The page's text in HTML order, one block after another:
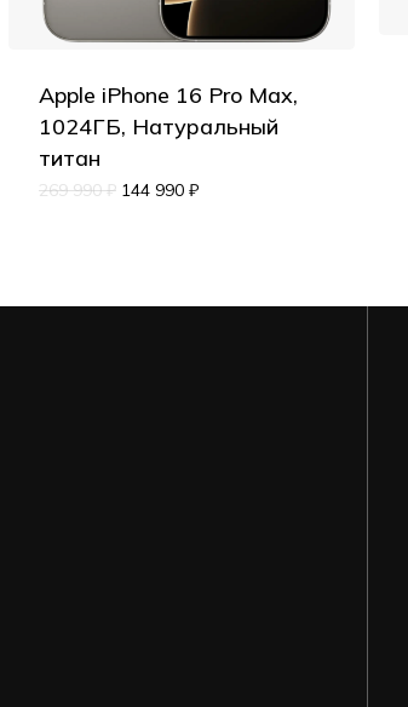
Apple iPhone 16 Pro Max,
1024ГБ, Натуральный
титан
269 990₽ 144 990 ₽